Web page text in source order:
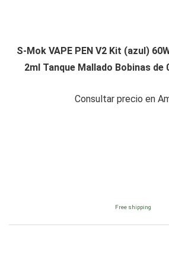
S-Mok VAPE PEN V2 Kit (azul)
2ml Tanque Mallado Bobinas de
Consultar precio en
Free shipping